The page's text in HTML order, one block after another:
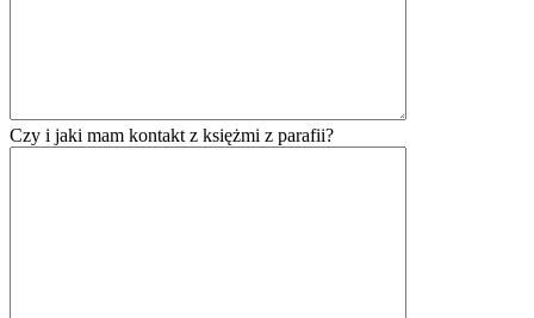
Czy i jaki mam kontakt z księżmi z parafii?